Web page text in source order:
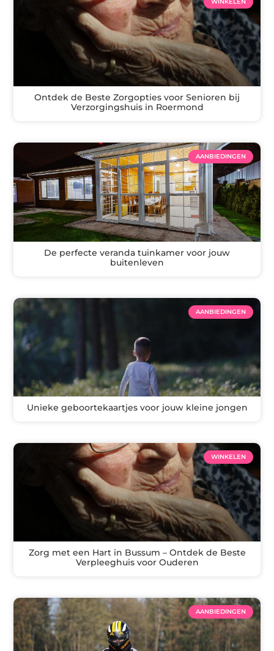
Ontdek de Beste Zorgopties voor Senioren bij
Verzorgingshuis in Roermond
AANBIEDINGEN
De perfecte veranda tuinkamer voor jouw
buitenleven
AANBIEDINGEN
Unieke geboortekaartjes voor jouw kleine jongen
WINKELEN
Zorg met een Hart in Bussum – Ontdek de Beste
Verpleeghuis voor Ouderen
AANBIEDINGEN